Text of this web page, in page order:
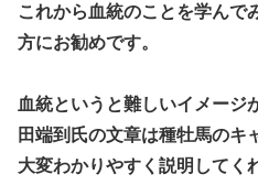
これから血統のことを学んで
方にお勧めです。
血統というと難しいイメージ
田端到氏の文章は種牡馬のキ
大変わかりやすく説明してく